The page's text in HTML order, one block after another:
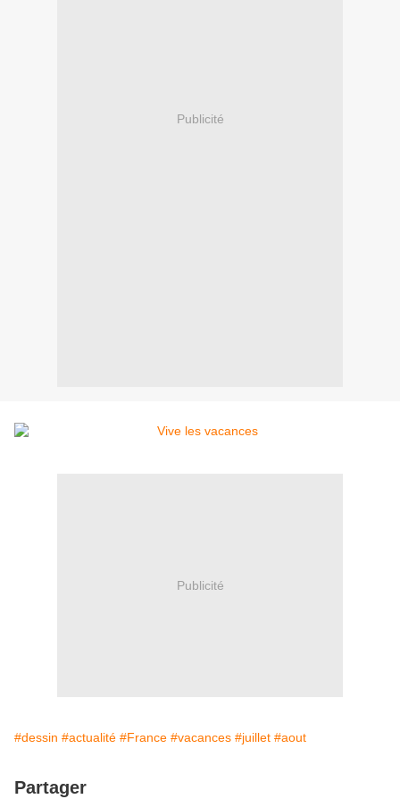
Publicité
Publicité
#dessin #actualité #France #vacances #juillet #aout
Partager